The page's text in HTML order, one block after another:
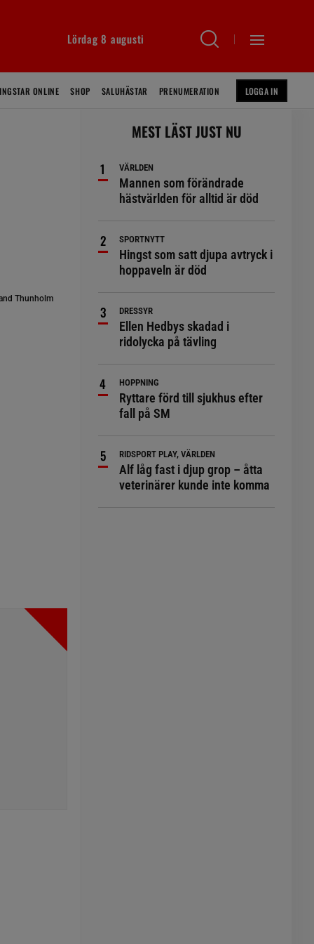
Lördag 8 augusti
ONLINE SHOP SALUHÄSTAR PRENUMERATION LOGGA IN
Thunholm
MEST LÄST JUST NU
VÄRLDEN
Mannen som förändrade
hästvärlden för alltid är död
SPORTNYTT
Hingst som satt djupa avtryck i
hoppaveln är död
DRESSYR
Ellen Hedbys skadad i
ridolycka på tävling
HOPPNING
Ryttare förd till sjukhus efter
fall på SM
RIDSPORT PLAY, VÄRLDEN
Alf låg fast i djup grop – åtta
veterinärer kunde inte komma